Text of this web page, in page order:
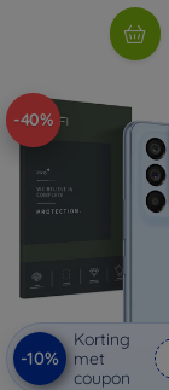
-40%
-10%
Korting
met
coupon